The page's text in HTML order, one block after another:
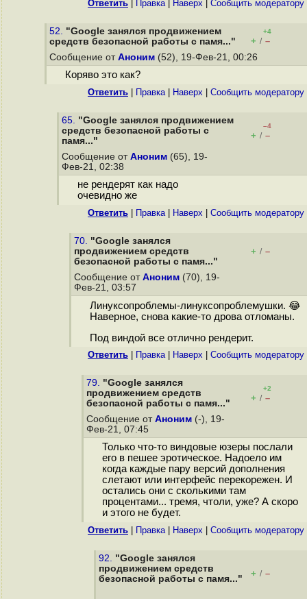
Ответить Правка| Наверх Cообщить модератору
52. "Google занялся продвижением
средств безопасной работы с памя..."
+4
+ / –
Сообщение от Аноним (52), 19-Фев-21, 00:26
Коряво это как?
Ответить Правка| Наверх Cообщить модератору
65. "Google занялся продвижением
средств безопасной работы с
памя..."
–4
+ / –
Сообщение от Аноним (65), 19-
Фев-21, 02:38
не рендерят как надо
очевидно же
Ответить Правка| Наверх Cообщить модератору
70. "Google занялся
продвижением средств
безопасной работы с памя..."
+ / –
Сообщение от Аноним (70), 19-
Фев-21, 03:57
Линуксопроблемы-линуксопроблемушки. 😂
Наверное, снова какие-то дрова отломаны.
Под виндой все отлично рендерит.
Ответить Правка| Наверх Cообщить модератору
79. "Google занялся
продвижением средств
безопасной работы с памя..."
+2
+ / –
Сообщение от Аноним (-), 19-
Фев-21, 07:45
Только что-то виндовые юзеры послали
его в пешее эротическое. Надоело им
когда каждые пару версий дополнения
слетают или интерфейс перекорежен. И
остались они с сколькими там
процентами... тремя, чтоли, уже? А скоро
и этого не будет.
Ответить Правка| Наверх Cообщить модератору
92. "Google занялся
продвижением средств
безопасной работы с памя..."
+ / –